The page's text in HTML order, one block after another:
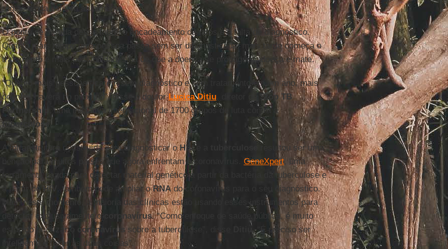
região ainda ostenta atualmente.
O ponto de partida desse fatídico encadeamento de fatos é a falta de diagnóstico.
Quanto mais tempo uma pessoa passa sem ser diagnosticada, mais tarde começa o
tratamento e mais possibilidades há de que a doença se propague, adoeça e mate.
“Quanto mais pessoas ficarem sem diagnóstico e sem tratamento em um ano, mais
doentes haverá no próximo”, disse o doutorLucica Ditiu, diretor de Stop TB
Partnership
, uma iniciativa internacional de 1700 grupos de luta contra a
tuberculose.
A infraestrutura construída para diagnosticar oHIVe a
resultou ser uma
benção para muitos países que agora enfrentam o coronavírus. GeneXpert, uma
ferramenta usada para detectar material genético a partir da bactéria da tuberculose e
a partir do HIV , também pode ampliar oRNAdo coronavírus para o seu diagnóstico.
Mas, neste momento, a maioria das clínicas estão usando esses instrumentos para
detectar exclusivamente o coronavírus. “Como enfoque de saúde pública, é muito
estúpido priorizar o
coronavírussobre a tuberculose”, disse
. “É preciso ser
inteligente e fazer as duas coisas”.